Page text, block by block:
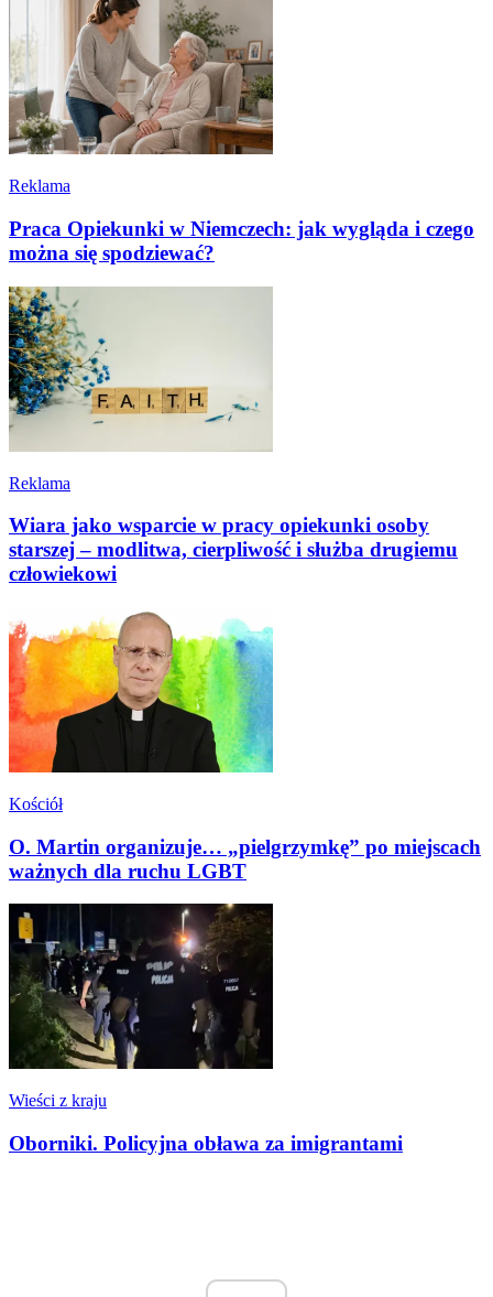
Reklama
Praca Opiekunki w Niemczech: jak wygląda i czego
można się spodziewać?
Reklama
Wiara jako wsparcie w pracy opiekunki osoby
starszej – modlitwa, cierpliwość i służba drugiemu
człowiekowi
Kościół
O. Martin organizuje… „pielgrzymkę” po miejscach
ważnych dla ruchu LGBT
Wieści z kraju
Oborniki. Policyjna obława za imigrantami